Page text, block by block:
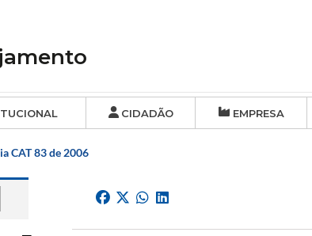
CIDADÃO EMPRESA
CAT 83 de 2006